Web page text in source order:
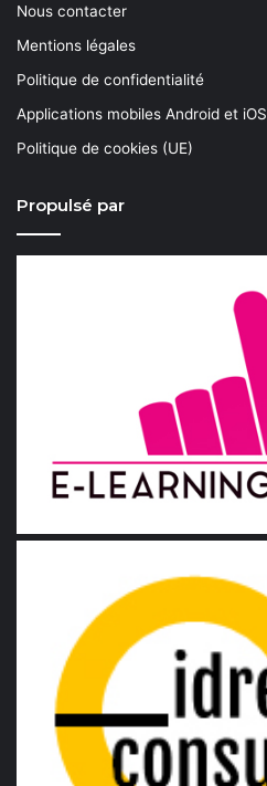
Nous contacter
Mentions légales
Politique de confidentialité
Applications mobiles Android et iOS
Politique de cookies (UE)
Propulsé par